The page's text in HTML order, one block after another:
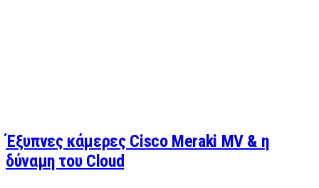
Έξυπνες κάμερες Cisco Meraki MV & η
δύναμη του Cloud